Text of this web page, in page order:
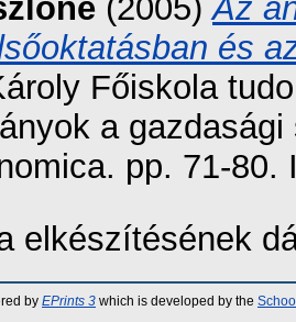
(2005)Az
és
Főiskola
a
pp. 71-80.
elkészítésének
by EPrints 3 which is developed by the